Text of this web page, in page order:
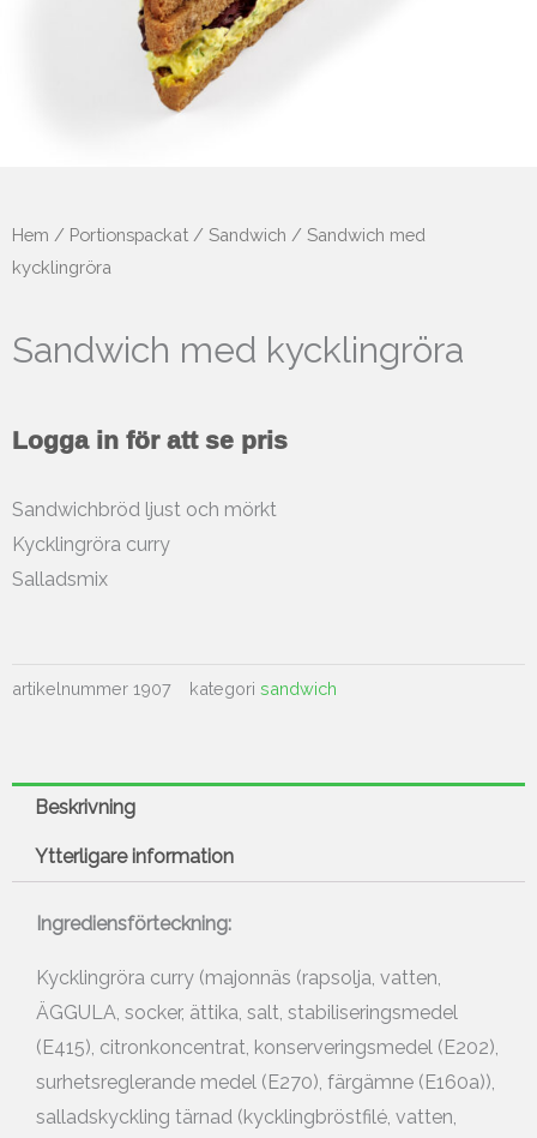
Hem / Portionspackat / Sandwich / Sandwich med
kycklingröra
Sandwich med kycklingröra
Logga in för att se pris
Sandwichbröd ljust och mörkt
Kycklingröra curry
Salladsmix
artikelnummer 1907 kategori sandwich
Beskrivning
Ytterligare information
Ingrediensförteckning:
Kycklingröra curry (majonnäs (rapsolja, vatten,
ÄGGULA, socker, ättika, salt, stabiliseringsmedel
(E415), citronkoncentrat, konserveringsmedel (E202),
surhetsreglerande medel (E270), färgämne (E160a)),
salladskyckling tärnad (kycklingbröstfilé, vatten,